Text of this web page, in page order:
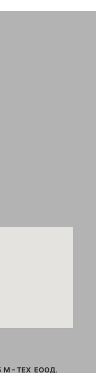
M – TEX ЕООД.